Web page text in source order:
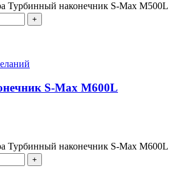
Турбинный наконечник S-Max M500L
S-Max M600L
Турбинный наконечник S-Max M600L